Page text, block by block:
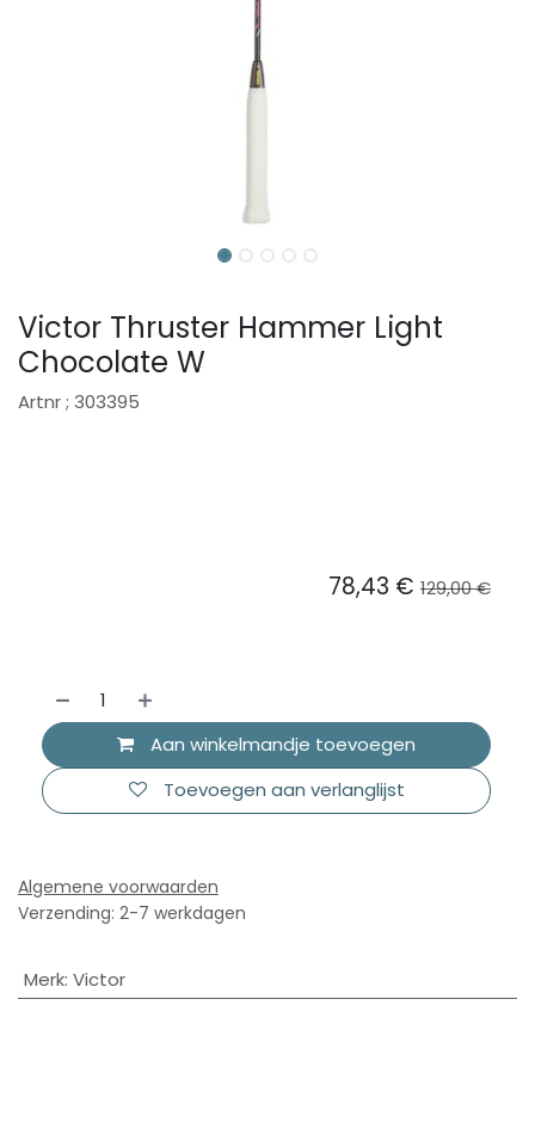
Victor Thruster Hammer Light
Chocolate W
Artnr ; 303395
Aan winkelmandje toevoegen
Toevoegen aan verlanglijst
78,43 € 129,00€
Algemene voorwaarden
Verzending: 2-7 werkdagen
Merk: Victor